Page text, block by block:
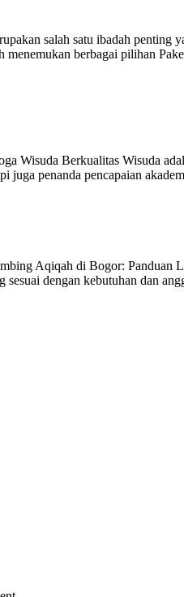
salah satu ibadah penting
berbagai pilihan
Wisuda Berkualitas Wisuda
penanda pencapaian
Aqiqah di Bogor: Panduan
dengan kebutuhan dan